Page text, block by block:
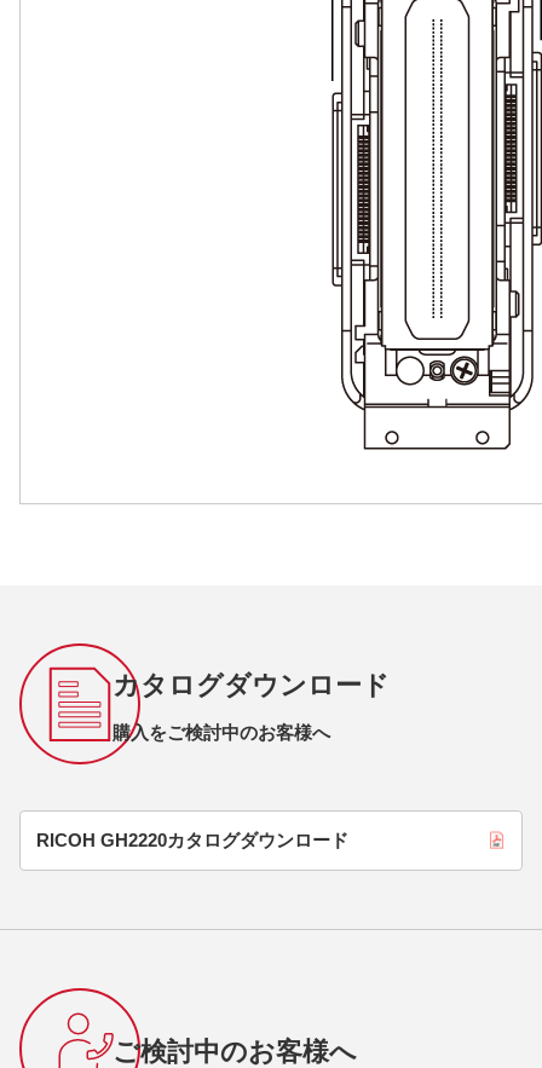
カタログダウンロード
購入をご検討中のお客様へ
RICOH GH2220カタログダウンロード
ご検討中のお客様へ